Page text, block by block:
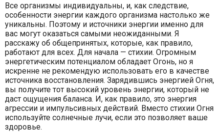
Все организмы индивидуальны, и, как следствие,
особенности энергии каждого организма настолько же
уникальны. Поэтому и источники энергии именно для
вас могут оказаться самыми неожиданными. Я
расскажу об общепринятых, которые, как правило,
работают для всех. Для начала — стихии. Огромным
энергетическим потенциалом обладает Огонь, но я
искренне не рекомендую использовать его в качестве
источника восстановления. Зарядившись энергией Огня,
вы получите тот высокий уровень энергии, который не
даст ощущения баланса. И, как правило, это энергия
агрессии и импульсивных действий. Вместо стихии Огня
используйте солнечные лучи, если это позволяет ваше
здоровье.